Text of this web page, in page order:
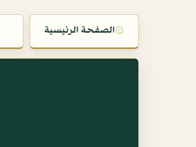
۞الصفحة الرئيسية